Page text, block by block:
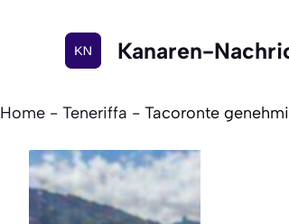
Kanaren-
Home - Teneriffa - Tacoronte